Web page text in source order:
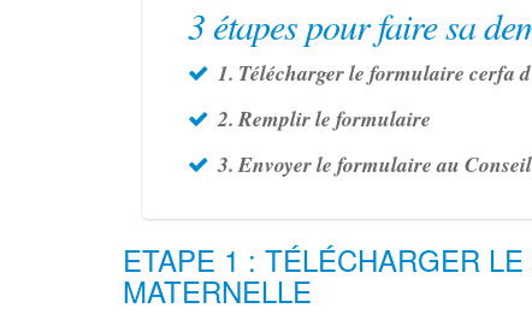
3 étapes pour faire sa
1. Télécharger le formulaire cerfa
2. Remplir le formulaire
3. Envoyer le formulaire au
ETAPE 1 : TÉLÉCHARGER
MATERNELLE